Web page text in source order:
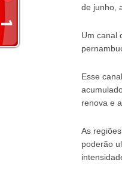
de junho,
Um canal
Esse
renova e
As
poderão